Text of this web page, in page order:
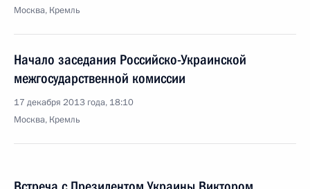
Москва, Кремль
Начало заседания Российско-Украинской
межгосударственной комиссии
17 декабря 2013 года, 18:10
Москва, Кремль